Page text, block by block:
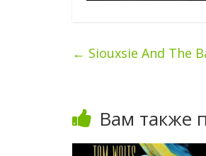
← Siouxsie And The
Вам также